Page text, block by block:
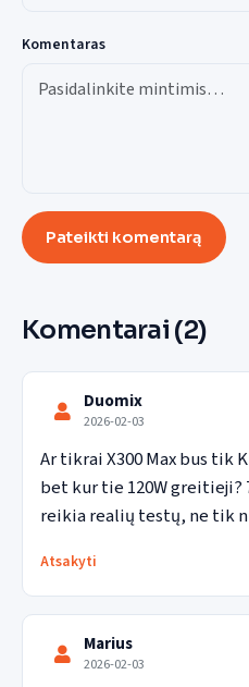
Komentaras
Pateikti komentarą
Komentarai (2)
Duomix
2026-02-03
Ar tikrai X300 Max bus tik
bet kur tie 120W greitieji?
reikia realių testų, ne tik
Atsakyti
Marius
2026-02-03